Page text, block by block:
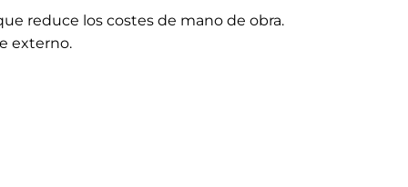
reduce los costes de mano de obra.
externo.